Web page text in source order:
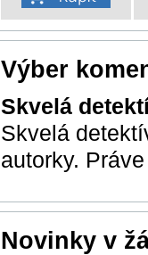
Výber
Skvelá
Skvelá
autorky.
Novinky v